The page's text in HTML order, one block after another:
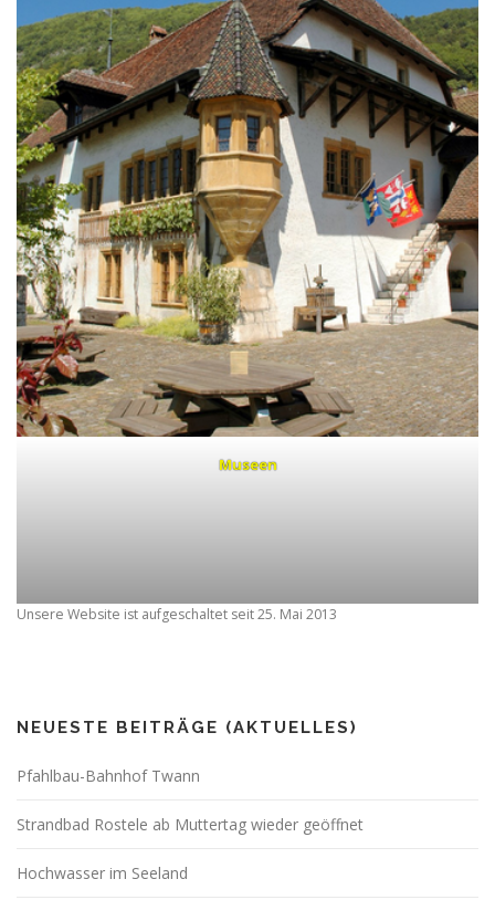
Museen
Unsere Website ist aufgeschaltet seit 25. Mai 2013
NEUESTE BEITRÄGE (AKTUELLES)
Pfahlbau-Bahnhof Twann
Strandbad Rostele ab Muttertag wieder geöffnet
Hochwasser im Seeland